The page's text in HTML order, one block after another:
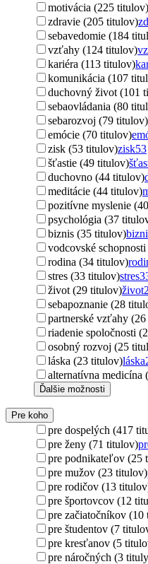
motivácia (225 titulov)
zdravie (205 titulov)
sebavedomie (184
vzťahy (124 titulov)
kariéra (113 titulov)
komunikácia (107
duchovný život (101
sebaovládania (80
sebarozvoj (79 titulov)
emócie (70 titulov)
zisk (53 titulov)zisk53
šťastie (49 titulov)
duchovno (44 titulov)
meditácie (44 titulov)
pozitívne myslenie
psychológia (37
biznis (35 titulov)
vodcovské
rodina (34 titulov)
stres (33 titulov)stres
život (29 titulov)život
sebapoznanie (28
partnerské vzťahy
riadenie spoločnosti
osobný rozvoj (25
láska (23 titulov)láska
alternatívna medicína
Ďalšie možnosti
Pre koho
pre dospelých (417
pre ženy (71 titulov)
pre podnikateľov (25
pre mužov (23 titulov)
pre rodičov (13
pre športovcov (12
pre začiatočníkov (10
pre študentov (7
pre kresťanov (5
pre náročných (3